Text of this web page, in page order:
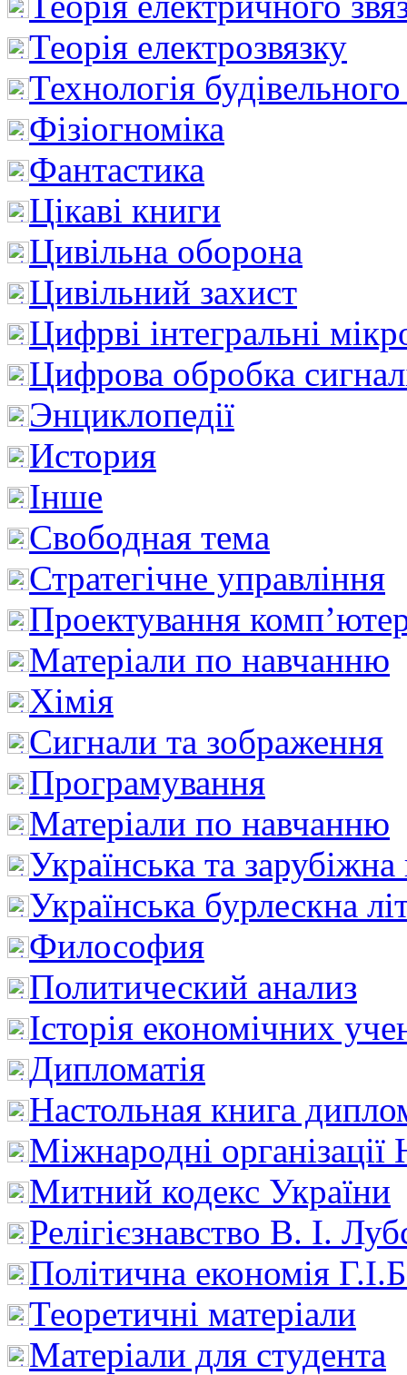
Теорія електрозвязку
Технологія
Фізіогноміка
Фантастика
Цікаві книги
Цивільна оборона
Цивільний захист
Цифрві інтегральні
Цифрова обробка
Энциклопедії
История
Інше
Свободная тема
Стратегічне управління
Проектування
Матеріали по навчанню
Хімія
Сигнали та зображення
Програмування
Матеріали по навчанню
Українська та зарубіжна
Українська бурлескна
Философия
Политический анализ
Історія економічних
Дипломатія
Настольная книга
Міжнародні
Митний кодекс України
Релігієзнавство В. І.
Політична економія
Теоретичні матеріали
Матеріали для студента